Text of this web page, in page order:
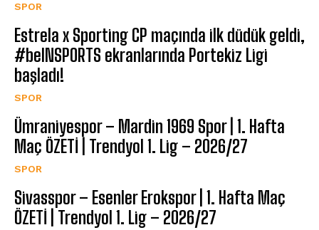
SPOR
Estrela x Sporting CP maçında ilk düdük geldi,
#beINSPORTS ekranlarında Portekiz Ligi
başladı!
SPOR
Ümraniyespor – Mardin 1969 Spor | 1. Hafta
Maç ÖZETİ | Trendyol 1. Lig – 2026/27
SPOR
Sivasspor – Esenler Erokspor | 1. Hafta Maç
ÖZETİ | Trendyol 1. Lig – 2026/27